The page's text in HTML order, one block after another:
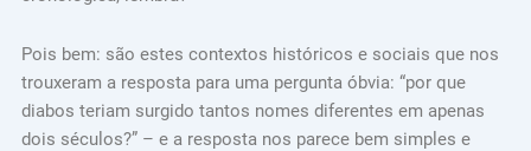
Pois bem: são estes contextos históricos e sociais que nos
trouxeram a resposta para uma pergunta óbvia: “por que
diabos teriam surgido tantos nomes diferentes em apenas
dois séculos?” – e a resposta nos parece bem simples e